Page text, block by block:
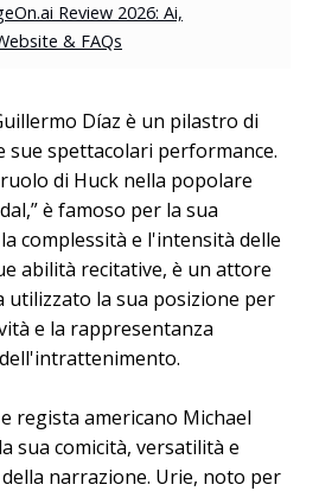
Review 2026: Ai,
& FAQs
Díaz è un pilastro di
sue spettacolari performance.
di Huck nella popolare
è famoso per la sua
complessità e l'intensità delle
abilità recitative, è un attore
utilizzato la sua posizione per
e la rappresentanza
regista americano Michael
sua comicità, versatilità e
narrazione. Urie, noto per